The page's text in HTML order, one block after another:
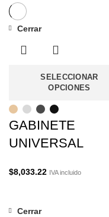
SELECCIONAR
OPCIONES
Cerrar
GABINETE
UNIVERSAL
$8,033.22 IVA incluido
Cerrar